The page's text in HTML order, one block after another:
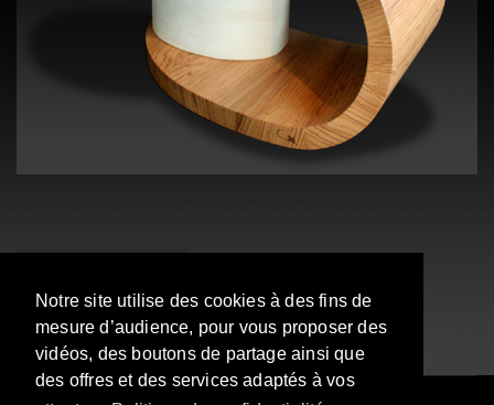
Notre site utilise des cookies à des fins de
mesure d’audience, pour vous proposer des
vidéos, des boutons de partage ainsi que
des offres et des services adaptés à vos